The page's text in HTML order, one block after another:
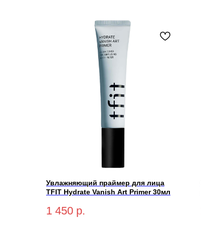
Увлажняющий праймер для лица
TFIT Hydrate Vanish Art Primer 30мл
1 450 р.